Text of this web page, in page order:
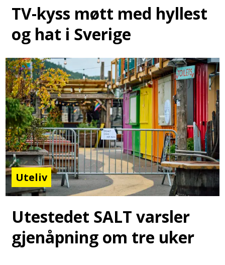
TV-kyss møtt med hyllest
og hat i Sverige
Uteliv
Utestedet SALT varsler
gjenåpning om tre uker